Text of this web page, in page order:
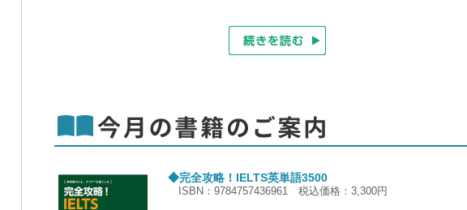
◆完全攻略！IELTS英単語3500
ISBN：9784757436961 税込価格：3,300円